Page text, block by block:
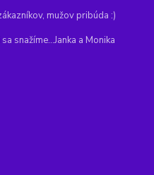
mužov pribúda :)
snažíme...Janka a Monika